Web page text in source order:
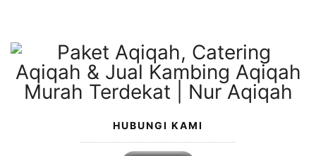
konten
HUBUNGI KAMI